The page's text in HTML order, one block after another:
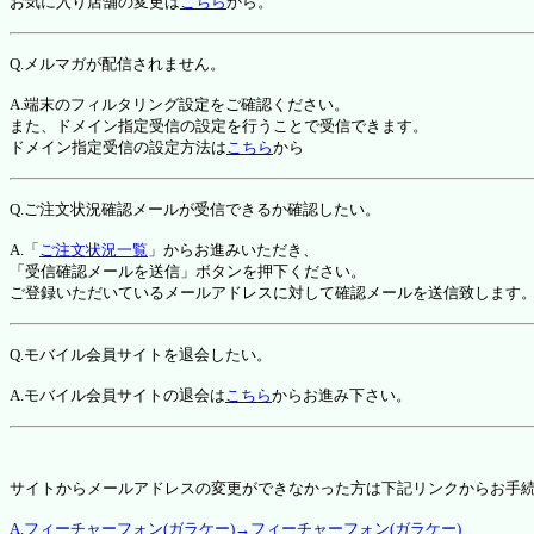
Q.メルマガが配信されません。
A.端末のフィルタリング設定をご確認ください。
また、ドメイン指定受信の設定を行うことで受信できます。
ドメイン指定受信の設定方法はこちらから
Q.ご注文状況確認メールが受信できるか確認したい。
A.「 ご注文状況一覧 」からお進みいただき、
「受信確認メールを送信」ボタンを押下ください。
ご登録いただいているメールアドレスに対して確認メールを送信致します。
Q.モバイル会員サイトを退会したい。
A.モバイル会員サイトの退会はこちらからお進み下さい。
サイトからメールアドレスの変更ができなかった方は下記リンクからお手
A.フィーチャーフォン(ガラケー)→フィーチャーフォン(ガラケー)